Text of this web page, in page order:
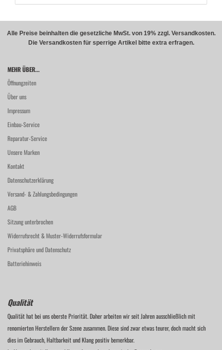
Alle Preise beinhalten die gesetzliche MwSt. von 19% zzgl. Versandkosten.
Die Versandkosten für sperrige Artikel bitte extra erfragen.
MEHR ÜBER...
Öffnungzeiten
Über uns
Impressum
Einbau-Service
Reparatur-Service
Unsere Marken
Kontakt
Datenschutzerklärung
Versand- & Zahlungsbedingungen
AGB
Sitzung unterbrochen
Widerrufsrecht & Muster-Widerrufsformular
Privatsphäre und Datenschutz
Batteriehinweis
Qualität
Qualität hat bei uns oberste Priorität. Daher arbeiten wir seit Jahren ausschließlich mit
renomierten Herstellern der Szene zusammen. Diese sind zwar etwas teurer, doch macht sich
dies im Gebrauch, Haltbarkeit und Klang positiv bemerkbar.